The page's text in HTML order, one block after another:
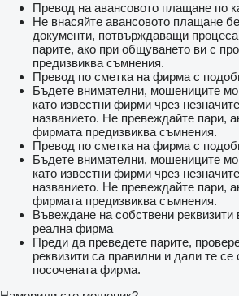
Превод на авансовото плащане по
Не внасяйте авансовото плащане
документи, потвърждаващи
парите, ако при общуването ви с
предизвиква съмнения.
Превод по сметка на фирма с
Бъдете внимателни, мошениците
като известни фирми чрез
названието. Не превеждайте пари,
фирмата предизвиква съмнения.
Превод по сметка на фирма с
Бъдете внимателни, мошениците
като известни фирми чрез
названието. Не превеждайте пари,
фирмата предизвиква съмнения.
Въвеждане на собствени реквизити
реална фирма
Преди да преведете парите,
реквизити са правилни и дали те се
посочената фирма.